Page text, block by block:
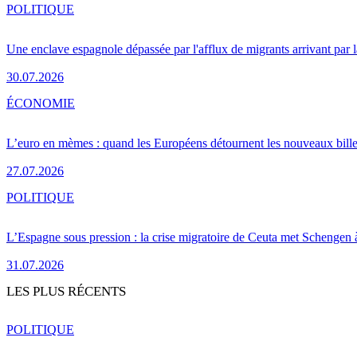
Une enclave espagnole dépassée par l'afflux de migrants arrivant par
30.07.2026
POLITIQUE
L’euro en mèmes : quand les Européens détournent les nouveaux
27.07.2026
ÉCONOMIE
L’Espagne sous pression : la crise migratoire de Ceuta met Schengen
31.07.2026
POLITIQUE
LES PLUS RÉCENTS
POLITIQUE